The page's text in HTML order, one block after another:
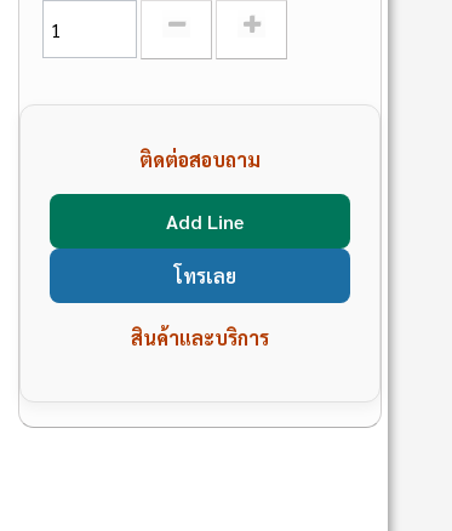
ติดต่อสอบถาม
Add Line
โทรเลย
สินค้าและบริการ